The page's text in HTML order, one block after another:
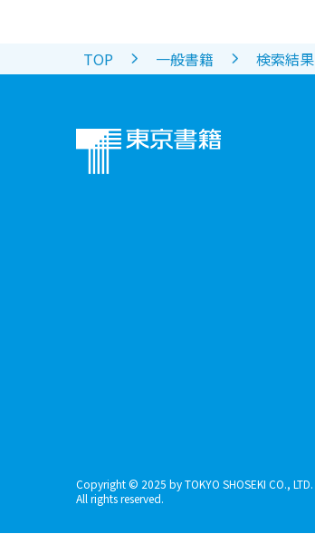
TOP 一般書籍 検索結果
Copyright © 2025 by TOKYO SHOSEKI CO., LTD.
All rights reserved.